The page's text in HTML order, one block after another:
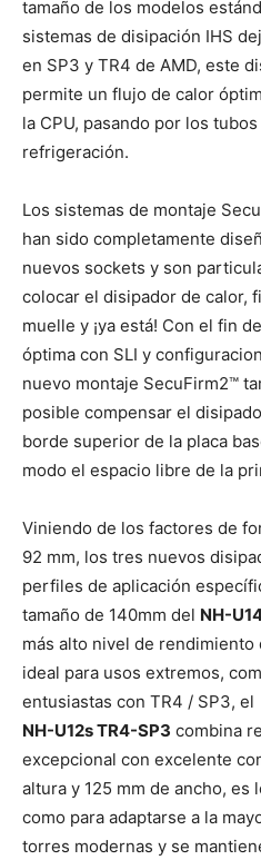
tamaño de los modelos
sistemas de disipación IHS
en SP3 y TR4 de AMD, este
permite un flujo de calor
la CPU, pasando por los
refrigeración.
Los sistemas de montaje
han sido completamente
nuevos sockets y son
colocar el disipador de calor,
muelle y ¡ya está! Con el fin
óptima con SLI y
nuevo montaje SecuFirm2™
posible compensar el
borde superior de la placa
modo el espacio libre de la
Viniendo de los factores de
92 mm, los tres nuevos
perfiles de aplicación
tamaño de 140mm del NH-
más alto nivel de
ideal para usos extremos,
entusiastas con TR4 / SP3,
NH-U12s TR4-SP3 combina
excepcional con excelente
altura y 125 mm de ancho,
como para adaptarse a la
torres modernas y se